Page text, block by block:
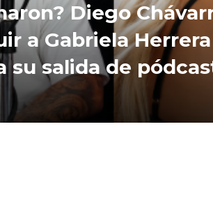
Diego
a Gabriela
su salida de